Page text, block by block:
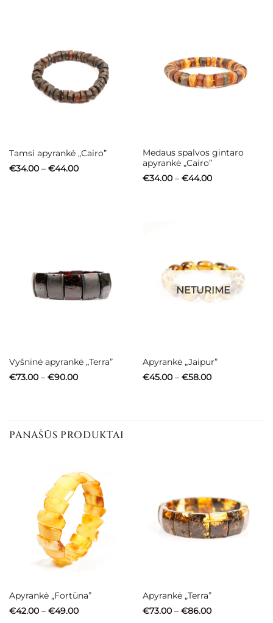
Tamsi apyrankė „Cairo”
€34.00 – €44.00Price
Medaus spalvos gintaro
apyrankė „Cairo”
€34.00 – €44.00Price
Vyšninė apyrankė „Terra”
€73.00 – €90.00Price
NETURIME
Apyrankė „Jaipur”
€45.00 – €58.00Price
PANAŠŪS PRODUKTAI
Apyrankė „Fortūna”
€42.00 – €49.00Price
Apyrankė „Terra”
€73.00 – €86.00Price